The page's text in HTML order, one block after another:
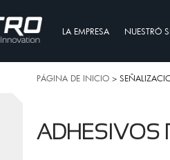
LA EMPRESA NUESTRÓ
PÁGINA DE INICIO >
ADHESIVOS